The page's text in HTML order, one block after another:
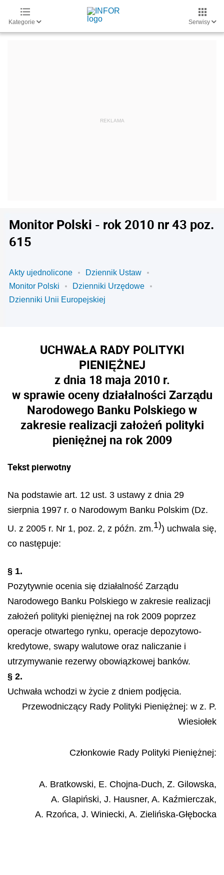
Kategorie Serwisy
Monitor Polski - rok 2010 nr 43 poz.
615
Akty ujednolicone
Dziennik Ustaw
Monitor Polski
Dzienniki Urzędowe
Dzienniki Unii Europejskiej
UCHWAŁA RADY POLITYKI
PIENIĘŻNEJ
z dnia 18 maja 2010 r.
w sprawie oceny działalności Zarządu
Narodowego Banku Polskiego w
zakresie realizacji założeń polityki
pieniężnej na rok 2009
Tekst pierwotny
Na podstawie art. 12 ust. 3 ustawy z dnia 29
sierpnia 1997 r. o Narodowym Banku Polskim (Dz.
U. z 2005 r. Nr 1, poz. 2, z późn. zm.1)) uchwala się,
co następuje:
§ 1.
Pozytywnie ocenia się działalność Zarządu
Narodowego Banku Polskiego w zakresie realizacji
założeń polityki pieniężnej na rok 2009 poprzez
operacje otwartego rynku, operacje depozytowo-
kredytowe, swapy walutowe oraz naliczanie i
utrzymywanie rezerwy obowiązkowej banków.
§ 2.
Uchwała wchodzi w życie z dniem podjęcia.
Przewodniczący Rady Polityki Pieniężnej: w z. P.
Wiesiołek
Członkowie Rady Polityki Pieniężnej:
A. Bratkowski, E. Chojna-Duch, Z. Gilowska,
A. Glapiński, J. Hausner, A. Kaźmierczak,
A. Rzońca, J. Winiecki, A. Zielińska-Głębocka